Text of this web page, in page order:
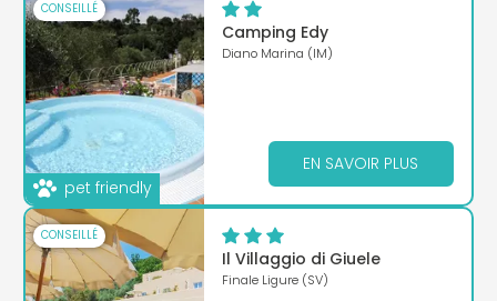
CONSEILLÉ
pet friendly
Camping Edy
Diano Marina (IM)
EN SAVOIR PLUS
CONSEILLÉ
Il Villaggio di Giuele
Finale Ligure (SV)